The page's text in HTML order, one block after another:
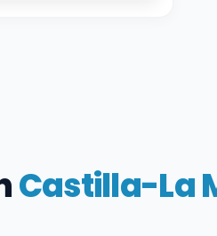
Castilla-La